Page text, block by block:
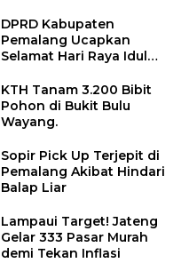
Ramaikan Acara
DPRD Kabupaten
Pemalang Ucapkan
Selamat Hari Raya Idul
KTH Tanam 3.200 Bibit
Pohon di Bukit Bulu
Wayang.
Sopir Pick Up Terjepit di
Pemalang Akibat Hindari
Balap Liar
Lampaui Target! Jateng
Gelar 333 Pasar Murah
demi Tekan Inflasi